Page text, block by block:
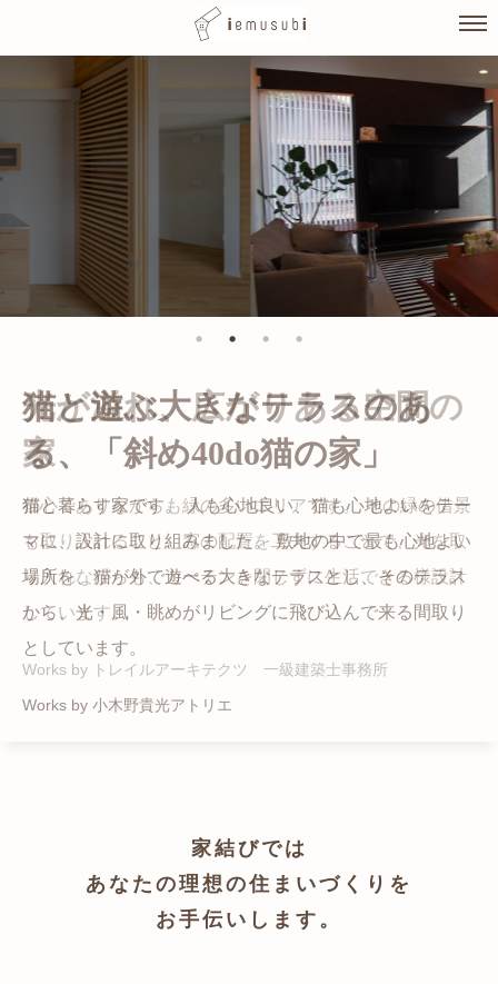
猫と暮らす家です。 人も心地良い、猫も心地よいをテー
マに、設計に取り組みました。 敷地の中で最も心地よい
場所を、猫が外で遊べる大きなテラスとし、そのテラス
から、光・風・眺めがリビングに飛び込んで来る間取り
としています。
Works by 小木野貴光アトリエ
光が溢れ、広がりある空間の
家
都心でありながらも緑の多いエリアです。 その緑の借景
も取り入れること、窓の配置を工夫することで、光を取
り入れながらも、カーテンを閉じずに生活できる様設計
しています。
Works by トレイルアーキテクツ 一級建築士事務所
自然の中の岩山を切り開いて造った、ワイルドなゲスト
ハウスをイメージした空間が広がる都市型住宅です。
かつての機織り工場が、その趣を残しつつ孫世帯の住居
へと蘇りました。
家結びでは
あなたの理想の住まいづくりを
お手伝いします。